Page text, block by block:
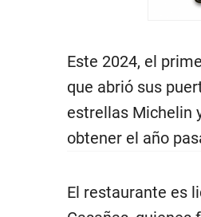
Este 2024, el
que abrió sus
estrellas Michelin
obtener el año
El restaurante es